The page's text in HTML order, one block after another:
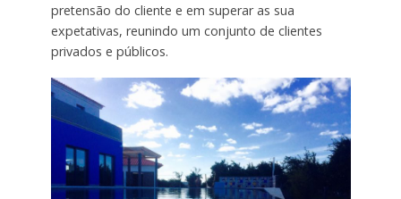
pretensão do cliente e em superar as sua
expetativas, reunindo um conjunto de clientes
privados e públicos.